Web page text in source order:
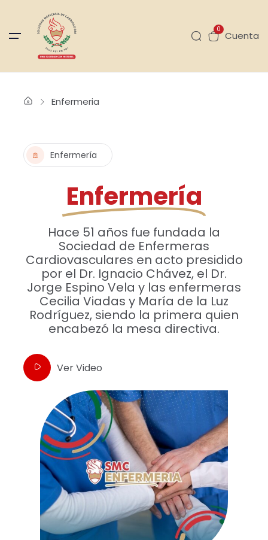
0
Cuenta
Enfermeria
Enfermería
Enfermería
Hace 51 años fue fundada la
Sociedad de Enfermeras
Cardiovasculares en acto presidido
por el Dr. Ignacio Chávez, el Dr.
Jorge Espino Vela y las enfermeras
Cecilia Viadas y María de la Luz
Rodríguez, siendo la primera quien
encabezó la mesa directiva.
Ver Video